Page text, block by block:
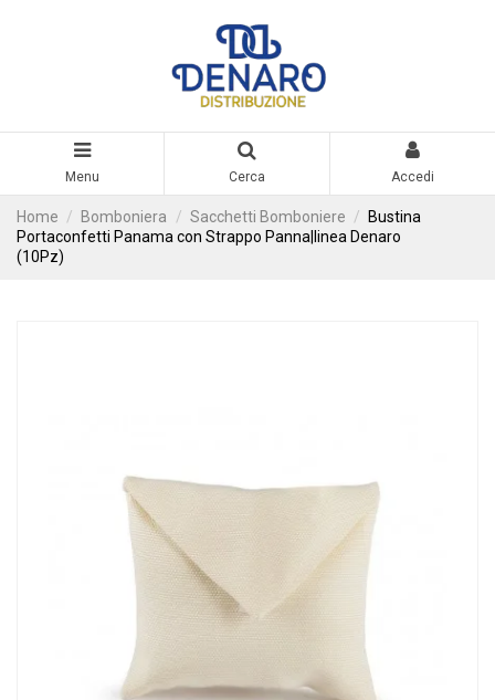
Menu Cerca Accedi
Home Bomboniera Sacchetti Bomboniere
Bustina
Portaconfetti Panama con Strappo Panna|linea Denaro
(10Pz)